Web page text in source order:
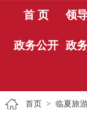
首 页 领
政务公开 政
首页 > 临夏旅